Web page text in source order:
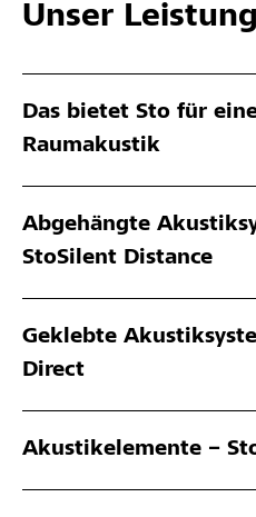
Unser
Das bietet Sto für
Raumakustik
Abgehängte
StoSilent Distance
Geklebte
Direct
Akustikelemente –